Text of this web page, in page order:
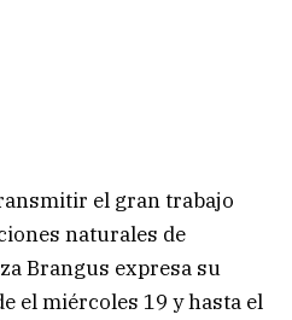
el gran trabajo
naturales de
Brangus expresa su
el miércoles 19 y hasta el